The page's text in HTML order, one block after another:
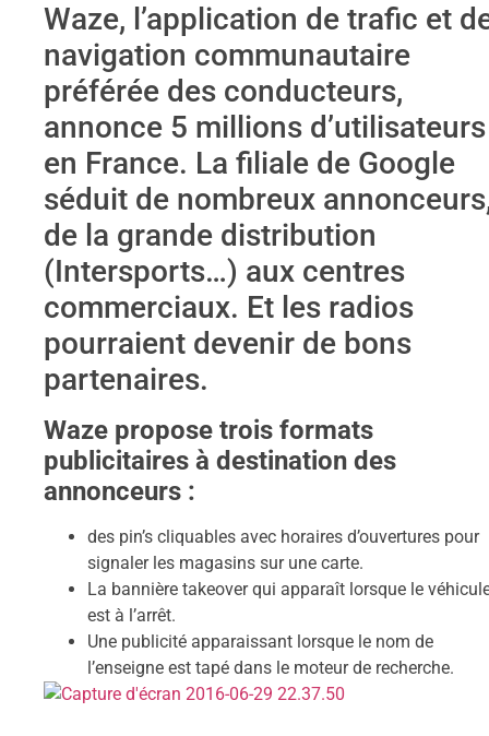
Waze, l’application de trafic et
navigation communautaire
préférée des conducteurs,
annonce 5 millions d’utilisateurs
en France. La filiale de Google
séduit de nombreux
de la grande distribution
(Intersports…) aux centres
commerciaux. Et les radios
pourraient devenir de bons
partenaires.
Waze propose trois formats
publicitaires à destination des
annonceurs :
des pin’s cliquables avec horaires d’ouvertures pour
signaler les magasins sur une carte.
La bannière takeover qui apparaît lorsque le
est à l’arrêt.
Une publicité apparaissant lorsque le nom de
l’enseigne est tapé dans le moteur de recherche.